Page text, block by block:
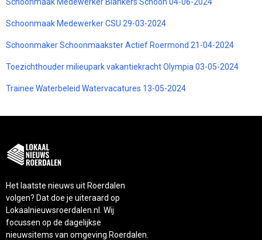
Schoonmaak Medewerker CSU 29-03-2024
Schoonmaker Schoonmaakster Actief Roermond 21-04-2024
Toezichthouder milieupark vakantiekracht Olympia 03-05-2024
Trainee Waterbeleid Watervacatures 13-05-2024
Het laatste nieuws uit Roerdalen
volgen? Dat doe je uiteraard op
Lokaalnieuwsroerdalen.nl. Wij
focussen op de dagelijkse
nieuwsitems van omgeving Roerdalen.